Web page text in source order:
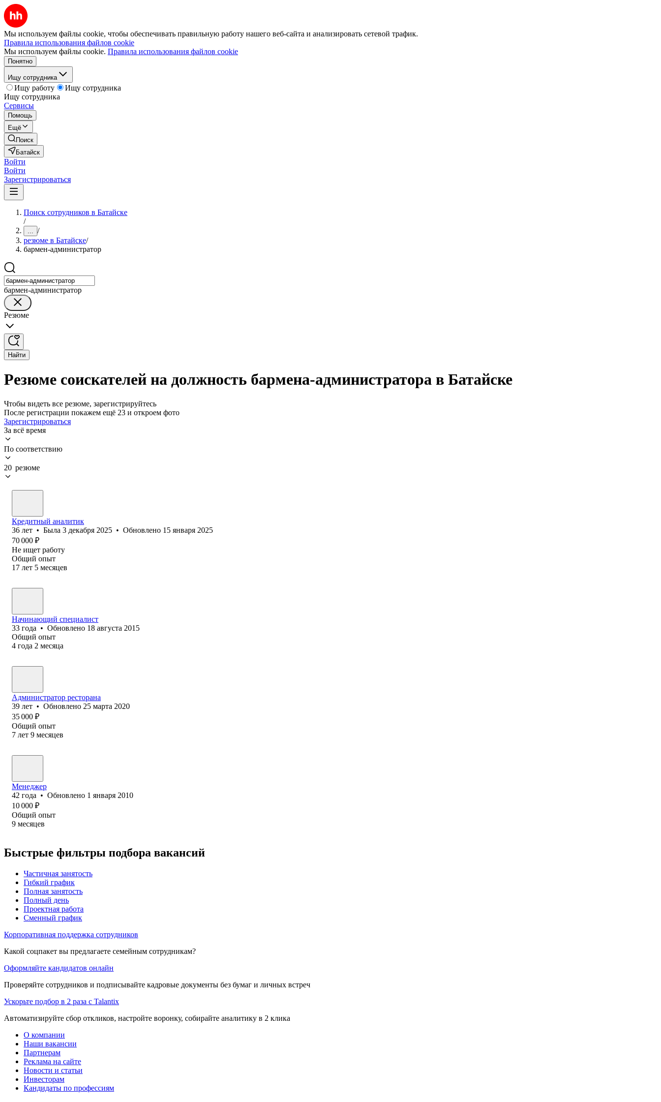
Мы используем файлы cookie, чтобы обеспечивать правильную работу нашего веб-сайта и анализировать сетевой трафик.
Правила использования файлов cookie
Мы используем файлы cookie. Правила использования файлов cookie
Понятно
Ищу сотрудника
Ищу работу
Ищу сотрудника
Ищу сотрудника
Сервисы
Помощь
Ещё
Поиск
Батайск
Войти
Войти
Зарегистрироваться
Поиск сотрудников в Батайске
/
... /
резюме в Батайске/
бармен-администратор
бармен-администратор
Резюме
Найти
Резюме соискателей на должность бармена-администратора в Батайске
Чтобы видеть все резюме, зарегистрируйтесь
После регистрации покажем ещё 23 и откроем фото
Зарегистрироваться
За всё время
По соответствию
20 резюме
Кредитный аналитик
36 лет • Была 3 декабря 2025 • Обновлено 15 января 2025
70 000 ₽
Не ищет работу
Общий опыт
17 лет 5 месяцев
Начинающий специалист
33 года • Обновлено 18 августа 2015
Общий опыт
4 года 2 месяца
Администратор ресторана
39 лет • Обновлено 25 марта 2020
35 000 ₽
Общий опыт
7 лет 9 месяцев
Менеджер
42 года • Обновлено 1 января 2010
10 000 ₽
Общий опыт
9 месяцев
Быстрые фильтры подбора вакансий
Частичная занятость
Гибкий график
Полная занятость
Полный день
Проектная работа
Сменный график
Корпоративная поддержка сотрудников
Какой соцпакет вы предлагаете семейным сотрудникам?
Оформляйте кандидатов онлайн
Проверяйте сотрудников и подписывайте кадровые документы без бумаг и личных встреч
Ускорьте подбор в 2 раза с Talantix
Автоматизируйте сбор откликов, настройте воронку, собирайте аналитику в 2 клика
О компании
Наши вакансии
Партнерам
Реклама на сайте
Новости и статьи
Инвесторам
Кандидаты по профессиям